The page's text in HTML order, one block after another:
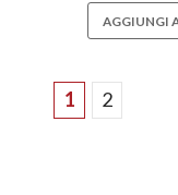
AGGIUNGI
1 2